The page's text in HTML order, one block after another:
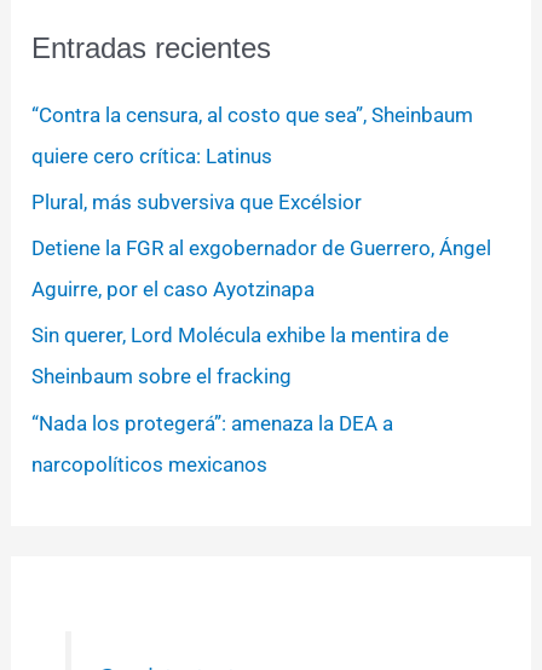
Entradas recientes
“Contra la censura, al costo que sea”, Sheinbaum
quiere cero crítica: Latinus
Plural, más subversiva que Excélsior
Detiene la FGR al exgobernador de Guerrero, Ángel
Aguirre, por el caso Ayotzinapa
Sin querer, Lord Molécula exhibe la mentira de
Sheinbaum sobre el fracking
“Nada los protegerá”: amenaza la DEA a
narcopolíticos mexicanos